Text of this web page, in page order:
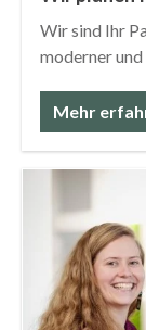
Wir sind Ihr
moderner
Mehr